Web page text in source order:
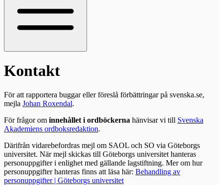
Kontakt
För att rapportera buggar eller föreslå förbättringar på svenska.se,
mejla Johan Roxendal.
För frågor om innehållet i ordböckerna hänvisar vi till Svenska
Akademiens ordboksredaktion.
Därifrån vidarebefordras mejl om SAOL och SO via Göteborgs
universitet. När mejl skickas till Göteborgs universitet hanteras
personuppgifter i enlighet med gällande lagstiftning. Mer om hur
personuppgifter hanteras finns att läsa här: Behandling av
personuppgifter | Göteborgs universitet